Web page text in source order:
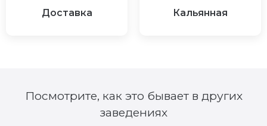
Доставка Кальянная
Посмотрите, как это бывает в других
заведениях